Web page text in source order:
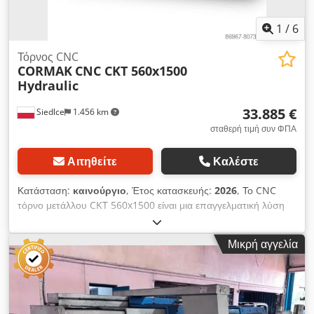
1 / 6
Siedlce 1.456 km
Τόρνος CNC
CORMAK CNC CKT 560x1500
Hydraulic
33.885 €
σταθερή τιμή συν ΦΠΑ
Αιτηθείτε Καλέστε
Κατάσταση: καινούργιο, Έτος κατασκευής: 2026, Το CNC
τόρνο μετάλλου CKT 560x1500 είναι μια επαγγελματική λύση
για τη βιομηχανία, η οποία συνδυάζει προηγμένη τεχνολογία με
ανθεκτική κατασκευή, προοριζόμενη για εγκαταστάσεις που
απαιτούν υψηλότερη ποιότητα κατεργασίας. Ως βιομηχανικό
τόρνο, επιτρέπει την εκτέλεση σύνθετων λειτουργιών, όπως η
κατεργασία εξωτερικών, εσωτερικών και σφαιρικών επιφανειών,
η κοπή σπειρωμάτων, η διάτρηση, η κοπή αυλάκων και η
διαμόρφωση περιγράμματος. Εξαιρετική ακρίβεια κατεργασίας:
Μικρή αγγελία